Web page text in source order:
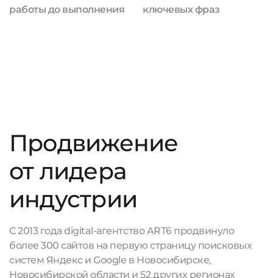
работы до выполнения
ключевых фраз
Продвижение
от лидера
индустрии
С 2013 года digital-агентство ART6 продвинуло
более 300 сайтов на первую страницу поисковых
систем Яндекс и Google в Новосибирске,
Новосибирской области и 52 других регионах